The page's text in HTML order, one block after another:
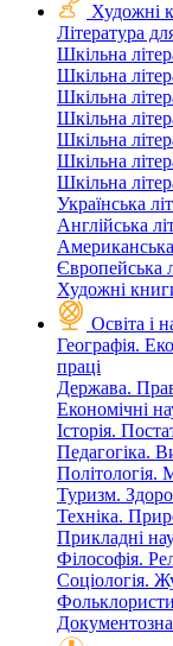
Художні
Література
Шкільна
Шкільна
Шкільна
Шкільна
Шкільна
Шкільна
Шкільна
Українська
Англійська
Американська
Європейська
Художні
Освіта і
Географія.
праці
Держава.
Економічні
Історія.
Педагогіка.
Політологія.
Туризм.
Техніка.
Прикладні
Філософія.
Соціологія.